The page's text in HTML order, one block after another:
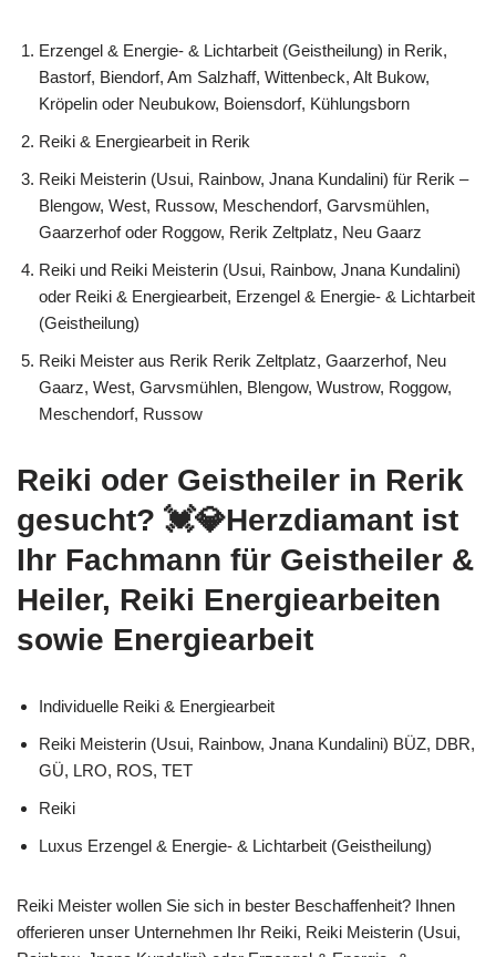
Erzengel & Energie- & Lichtarbeit (Geistheilung) in Rerik,
Bastorf, Biendorf, Am Salzhaff, Wittenbeck, Alt Bukow,
Kröpelin oder Neubukow, Boiensdorf, Kühlungsborn
Reiki & Energiearbeit in Rerik
Reiki Meisterin (Usui, Rainbow, Jnana Kundalini) für Rerik –
Blengow, West, Russow, Meschendorf, Garvsmühlen,
Gaarzerhof oder Roggow, Rerik Zeltplatz, Neu Gaarz
Reiki und Reiki Meisterin (Usui, Rainbow, Jnana Kundalini)
oder Reiki & Energiearbeit, Erzengel & Energie- & Lichtarbeit
(Geistheilung)
Reiki Meister aus Rerik Rerik Zeltplatz, Gaarzerhof, Neu
Gaarz, West, Garvsmühlen, Blengow, Wustrow, Roggow,
Meschendorf, Russow
Reiki oder Geistheiler in Rerik
gesucht? 💓️💎Herzdiamant ist
Ihr Fachmann für Geistheiler &
Heiler, Reiki Energiearbeiten
sowie Energiearbeit
Individuelle Reiki & Energiearbeit
Reiki Meisterin (Usui, Rainbow, Jnana Kundalini) BÜZ, DBR,
GÜ, LRO, ROS, TET
Reiki
Luxus Erzengel & Energie- & Lichtarbeit (Geistheilung)
Reiki Meister wollen Sie sich in bester Beschaffenheit? Ihnen
offerieren unser Unternehmen Ihr Reiki, Reiki Meisterin (Usui,